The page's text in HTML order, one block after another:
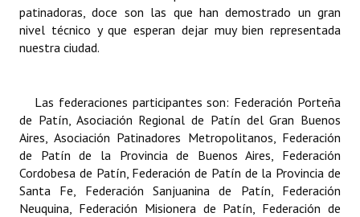
Huéspedes de Honor - Registro
Antiguos Pobladores - Registro
Bariloche, Municipio intercultural
Entrega de distinciones
REFORMA DE LA CARTA ORGÁNICA
patinadoras, doce son las que han demostrado un gran
nivel técnico y que esperan dejar muy bien representada
nuestra ciudad.
Las federaciones participantes son: Federación Porteña
de Patín, Asociación Regional de Patín del Gran Buenos
Aires, Asociación Patinadores Metropolitanos, Federación
de Patín de la Provincia de Buenos Aires, Federación
Cordobesa de Patín, Federación de Patín de la Provincia de
Santa Fe, Federación Sanjuanina de Patín, Federación
Neuquina, Federación Misionera de Patín, Federación de